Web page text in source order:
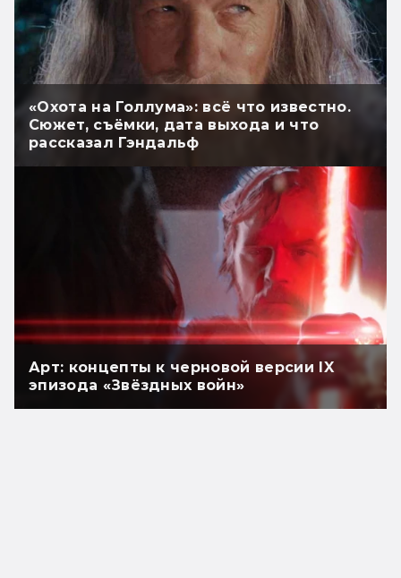
«Охота на Голлума»: всё что известно.
Сюжет, съёмки, дата выхода и что
рассказал Гэндальф
Арт: концепты к черновой версии IX
эпизода «Звёздных войн»